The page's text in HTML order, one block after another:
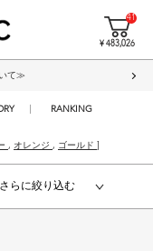
41
¥ 483,026
て≫
RANKING
, オレンジ , ゴールド
さらに絞り込む